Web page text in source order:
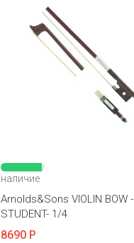
наличие
Arnolds&Sons VIOLIN BOW -
STUDENT- 1/4
8690 Р